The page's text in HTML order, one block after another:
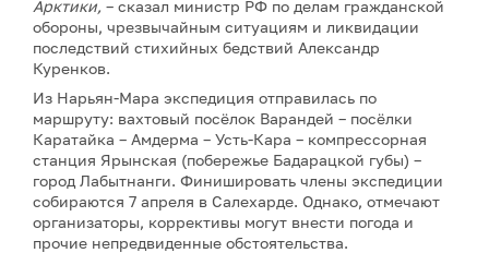
Арктики, – сказал министр РФ по делам гражданской
обороны, чрезвычайным ситуациям и ликвидации
последствий стихийных бедствий Александр
Куренков.
Из Нарьян-Мара экспедиция отправилась по
маршруту: вахтовый посёлок Варандей – посёлки
Каратайка – Амдерма – Усть-Кара – компрессорная
станция Ярынская (побережье Бадарацкой губы) –
город Лабытнанги. Финишировать члены экспедиции
собираются 7 апреля в Салехарде. Однако, отмечают
организаторы, коррективы могут внести погода и
прочие непредвиденные обстоятельства.